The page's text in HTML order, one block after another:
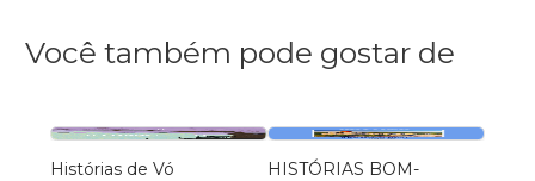
Você também pode gostar de
Histórias de Vó
HISTÓRIAS BOM-